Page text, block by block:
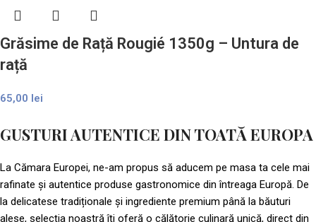
Grăsime de Rață Rougié 1350g – Untura de
rață
65,00 lei
GUSTURI AUTENTICE DIN TOATĂ EUROPA​
La Cămara Europei, ne-am propus să aducem pe masa ta cele mai
rafinate și autentice produse gastronomice din întreaga Europă. De
la delicatese tradiționale și ingrediente premium până la băuturi
alese, selecția noastră îți oferă o călătorie culinară unică, direct din